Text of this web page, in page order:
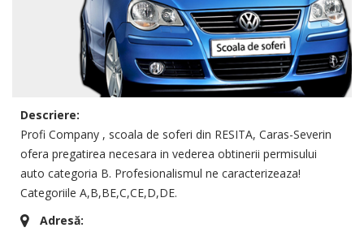
Descriere:
Profi Company , scoala de soferi din RESITA, Caras-Severin
ofera pregatirea necesara in vederea obtinerii permisului
auto categoria B. Profesionalismul ne caracterizeaza!
Categoriile A,B,BE,C,CE,D,DE.
Adresă: